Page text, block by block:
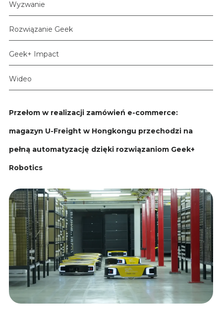
Wyzwanie
Rozwiązanie Geek
Geek+ Impact
Wideo
Przełom w realizacji zamówień e-commerce:
magazyn U-Freight w Hongkongu przechodzi na
pełną automatyzację dzięki rozwiązaniom Geek+
Robotics